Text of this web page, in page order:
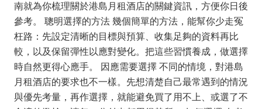
南就為你梳理關於港島月租酒店的關鍵資訊，方便你日後
參考。 聰明選擇的方法 幾個簡單的方法，能幫你少走冤
枉路：先設定清晰的目標與預算、收集足夠的資料再比
較，以及保留彈性以應對變化。把這些習慣養成，做選擇
時自然更得心應手。 因應需要選擇 不同的情境，對港島
月租酒店的要求也不一樣。先想清楚自己最常遇到的情況
與優先考量，再作選擇，就能避免買了用不上、或選了不